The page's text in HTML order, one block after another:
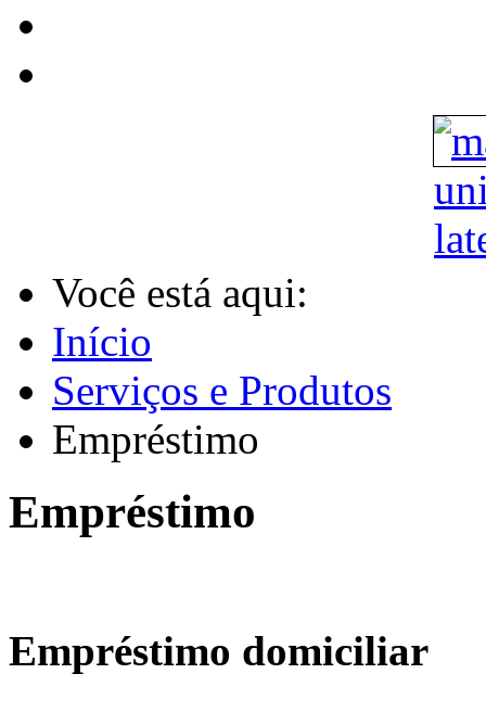
Você está aqui:
Início
Serviços e Produtos
Empréstimo
Empréstimo
Empréstimo domiciliar